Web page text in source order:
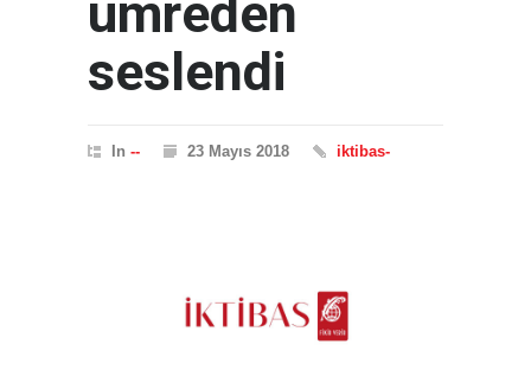
umreden
seslendi
In -- 23 Mayıs 2018 iktibas-